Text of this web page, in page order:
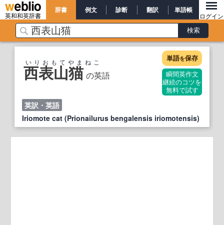
英和和英辞書
辞書 例文 診断 翻訳 単語帳
ログイン
西表山猫 の英語
いりおもてやまねこ 単語を保存
瞬間英作文
継続のコツを
無料で試す
英訳・英語
Iriomote cat (Prionailurus bengalensis iriomotensis)